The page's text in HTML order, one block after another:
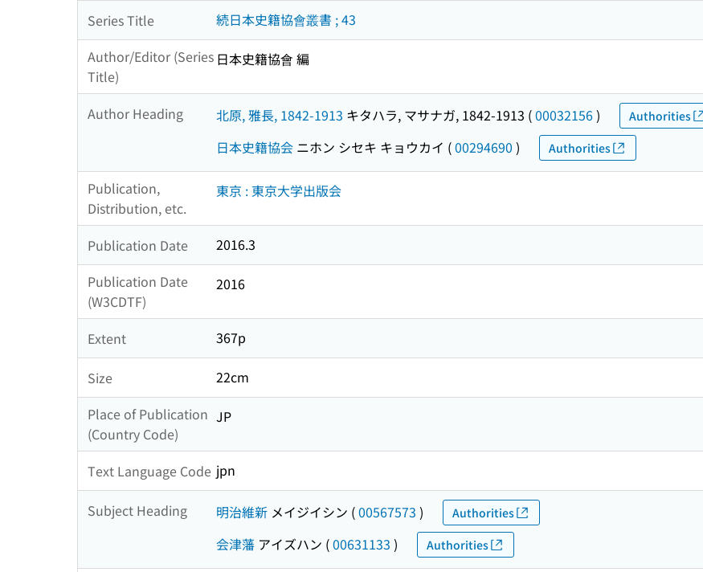
Series Title
続日本史籍協會叢書 ; 43
Author/Editor (Series
Title)
日本史籍協會 編
Author Heading 北原, 雅長, 1842-1913 キタハラ, マサナガ, 1842-1913 (00032156) Authorities
日本史籍協会 ニホン シセキ キョウカイ (00294690 ) Authorities
Publication,
Distribution, etc.
東京 : 東京大学出版会
Publication Date
2016.3
Publication Date
(W3CDTF)
2016
Extent 367p
Size
22cm
Place of Publication
(Country Code)
JP
Text Language Code jpn
Subject Heading 明治維新 メイジイシン (00567573 ) Authorities
会津藩 アイズハン (00631133 ) Authorities